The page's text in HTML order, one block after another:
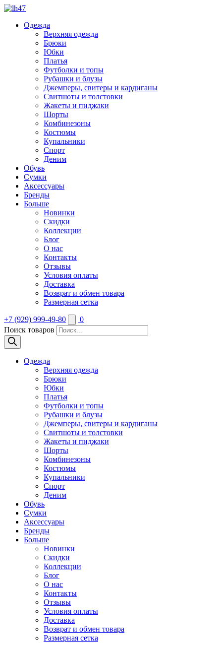
Одежда
Верхняя одежда
Брюки
Юбки
Платья
Футболки и топы
Рубашки и блузы
Джемперы, свитеры и кардиганы
Свитшоты и толстовки
Жакеты и пиджаки
Шорты
Комбинезоны
Костюмы
Купальники
Спорт
Деним
Обувь
Сумки
Аксессуары
Бренды
Больше
Новинки
Скидки
Коллекции
Блог
О нас
Контакты
Отзывы
Условия оплаты
Доставка
Возврат и обмен товара
Размерная сетка
+7 (929) 999-49-80
0
Поиск товаров
Одежда
Верхняя одежда
Брюки
Юбки
Платья
Футболки и топы
Рубашки и блузы
Джемперы, свитеры и кардиганы
Свитшоты и толстовки
Жакеты и пиджаки
Шорты
Комбинезоны
Костюмы
Купальники
Спорт
Деним
Обувь
Сумки
Аксессуары
Бренды
Больше
Новинки
Скидки
Коллекции
Блог
О нас
Контакты
Отзывы
Условия оплаты
Доставка
Возврат и обмен товара
Размерная сетка